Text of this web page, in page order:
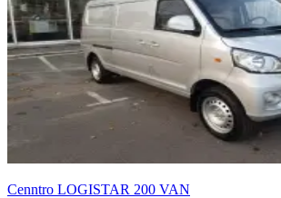
Cenntro LOGISTAR 200 VAN